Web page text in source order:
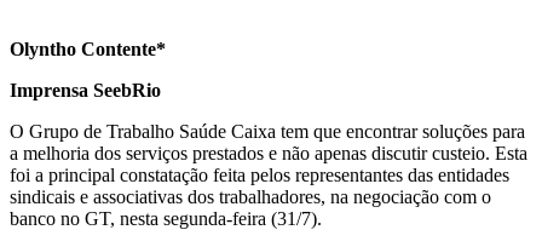
Olyntho Contente*
Imprensa SeebRio
O Grupo de Trabalho Saúde Caixa tem que encontrar soluções para
a melhoria dos serviços prestados e não apenas discutir custeio. Esta
foi a principal constatação feita pelos representantes das entidades
sindicais e associativas dos trabalhadores, na negociação com o
banco no GT, nesta segunda-feira (31/7).